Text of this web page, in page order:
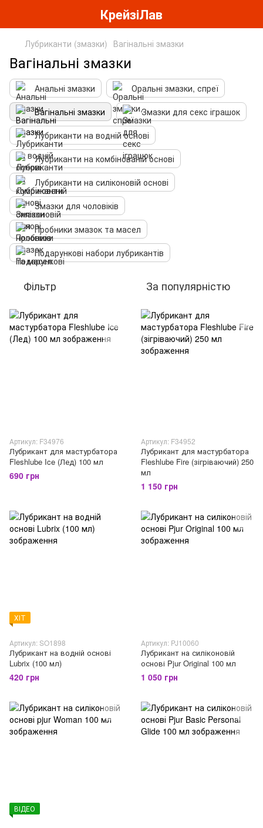
КрейзіЛав
Лубриканти (змазки) Вагінальні змазки
Вагінальні змазки
Анальні змазки
Оральні змазки, спреї
Вагінальні змазки
Змазки для секс іграшок
Лубриканти на водній основі
Лубриканти на комбінованій основі
Лубриканти на силіконовій основі
Змазки для чоловіків
Пробники змазок та масел
Подарункові набори лубрикантів
Фільтр За популярністю
Артикул: F34976
Лубрикант для мастурбатора
Fleshlube Ice (Лед) 100 мл
690 грн
Артикул: F34952
Лубрикант для мастурбатора
Fleshlube Fire (зігріваючий) 250
мл
1 150 грн
ХІТ
Артикул: SO1898
Лубрикант на водній основі
Lubrix (100 мл)
420 грн
Артикул: PJ10060
Лубрикант на силіконовій
основі Pjur Original 100 мл
1 050 грн
ВІДЕО